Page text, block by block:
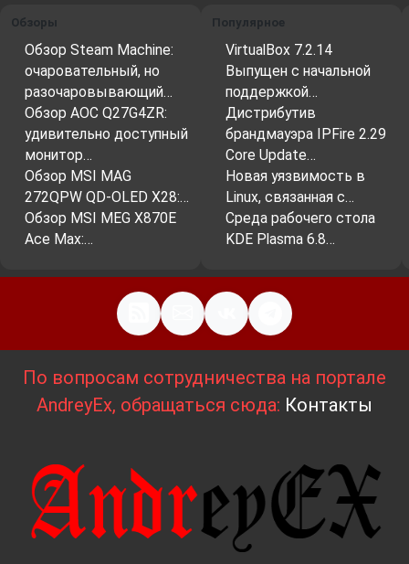
Обзоры
Обзор Steam Machine:
очаровательный, но
разочаровывающий…
Обзор AOC Q27G4ZR:
удивительно доступный
монитор…
Обзор MSI MAG
272QPW QD-OLED X28:…
Обзор MSI MEG X870E
Ace Max:…
Популярное
VirtualBox 7.2.14
Выпущен с начальной
поддержкой…
Дистрибутив
брандмауэра IPFire 2.29
Core Update…
Новая уязвимость в
Linux, связанная с…
Среда рабочего стола
KDE Plasma 6.8…
По вопросам сотрудничества на портале
AndreyEx, обращаться сюда: Контакты